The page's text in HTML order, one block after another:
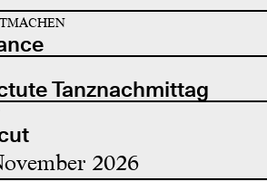
Tanznachmittag
2026